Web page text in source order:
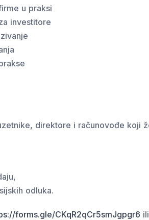
u praksi
investitore
direktore i računovođe koji
odluka.
forms.gle/CKqR2qCr5smJgpgr6